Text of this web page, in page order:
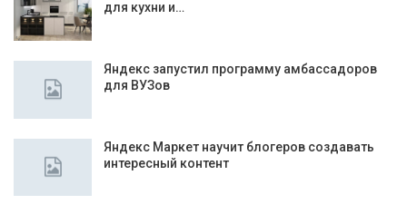
для кухни и…
Яндекс запустил программу амбассадоров
для ВУЗов
Яндекс Маркет научит блогеров создавать
интересный контент